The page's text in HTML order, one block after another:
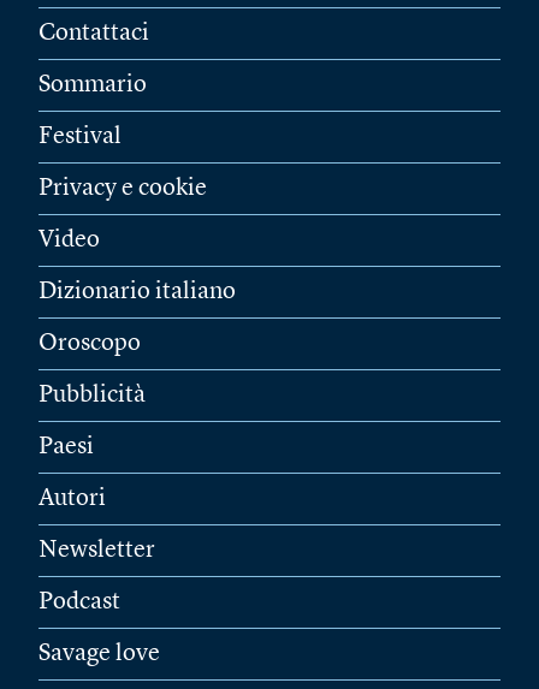
Contattaci
Sommario
Festival
Privacy e cookie
Video
Dizionario italiano
Oroscopo
Pubblicità
Paesi
Autori
Newsletter
Podcast
Savage love